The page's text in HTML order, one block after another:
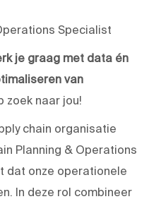
Specialist
je graag met data én
van
zoek naar jou!
chain organisatie
Planning & Operations
dat onze operationele
In deze rol combineer